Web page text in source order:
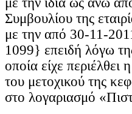
Συμβουλίου της
με την από 30-11-
1099} επειδή λόγω
οποία είχε
του μετοχικού της
στο λογαριασμό